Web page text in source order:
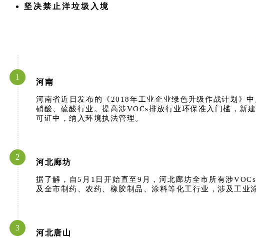
坚决禁止洋垃圾入境
1
河南
河南省近日发布的《2018年工业企业绿色升级作战计划》
硝酸、硫酸行业。提高涉VOCs排放行业环保准入门槛，新
可证中，纳入环境执法管理。
2
河北廊坊
据了解，自5月1日开始直至9月，河北廊坊全市所有涉
及全市制药、农药、橡胶制品、涂料等化工行业，涉及工业
3
河北唐山